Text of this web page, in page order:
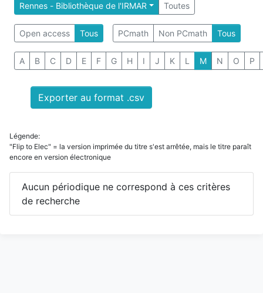
Rennes - Bibliothèque de l'IRMAR Toutes
Open access Tous PCmath Non PCmath Tous
A B C D E F G H I J K L M N O P
Exporter au format .csv
Légende:
"Flip to Elec" = la version imprimée du titre s'est arrêtée, mais le titre paraît
encore en version électronique
Aucun périodique ne correspond à ces critères
de recherche